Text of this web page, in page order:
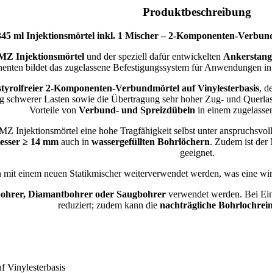
Produktbeschreibung
ml Injektionsmörtel inkl. 1 Mischer – 2-Komponenten-
Injektionsmörtel und der speziell dafür entwickelten
bildet das zugelassene Befestigungssystem für Anwendungen in
2-Komponenten-Verbundmörtel auf Vinylesterbasis,
schwerer Lasten sowie die Übertragung sehr hoher Zug- und
Vorteile von Verbund- und Spreizdübeln in einem
Injektionsmörtel eine hohe Tragfähigkeit selbst unter
≥ 14 mm auch in wassergefüllten Bohrlöchern. Zudem ist der
geeignet.
einem neuen Statikmischer weiterverwendet werden, was eine
Diamantbohrer oder Saugbohrerverwendet werden. Bei
reduziert; zudem kann die nachträgliche
Vinylesterbasis